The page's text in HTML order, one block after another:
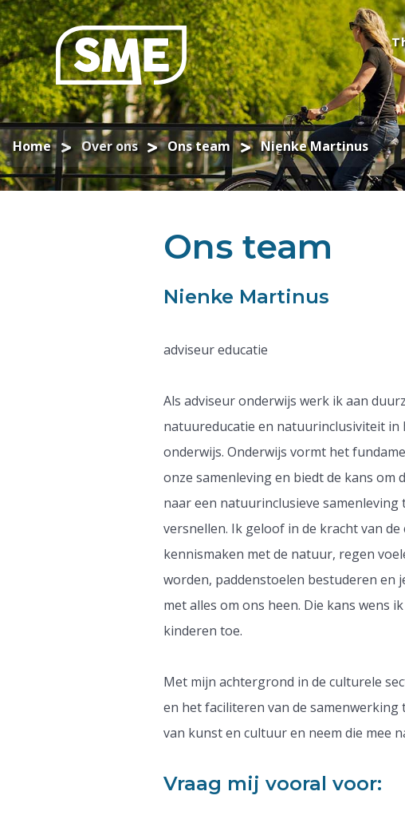
Home Over ons Ons team Nienke Martinus
Ons team
Nienke Martinus
adviseur educatie
Als adviseur onderwijs werk ik aan
natuureducatie en natuurinclusiviteit in
onderwijs. Onderwijs vormt het
onze samenleving en biedt de kans om
naar een natuurinclusieve samenleving
versnellen. Ik geloof in de kracht van de
kennismaken met de natuur, regen
worden, paddenstoelen bestuderen en
met alles om ons heen. Die kans wens
kinderen toe.
Met mijn achtergrond in de culturele
en het faciliteren van de
van kunst en cultuur en neem die mee
Vraag mij vooral voor: